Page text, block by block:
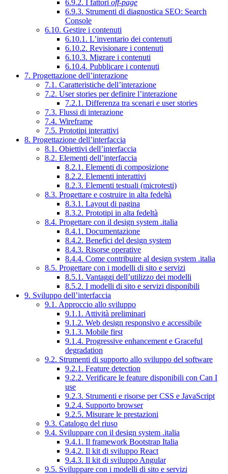
6.9.2. I fattori off-page
6.9.3. Strumenti di diagnostica SEO: Search
Console
6.10. Gestire i contenuti
6.10.1. L’inventario dei contenuti
6.10.2. Revisionare i contenuti
6.10.3. Migrare i contenuti
6.10.4. Pubblicare i contenuti
7. Progettazione dell’interazione
7.1. Caratteristiche dell’interazione
7.2. User stories per definire l’interazione
7.2.1. Differenza tra scenari e user stories
7.3. Flussi di interazione
7.4. Wireframe
7.5. Prototipi interattivi
8. Progettazione dell’interfaccia
8.1. Obiettivi dell’interfaccia
8.2. Elementi dell’interfaccia
8.2.1. Elementi di composizione
8.2.2. Elementi interattivi
8.2.3. Elementi testuali (microtesti)
8.3. Progettare e costruire in alta fedeltà
8.3.1. Layout di pagina
8.3.2. Prototipi in alta fedeltà
8.4. Progettare con il design system .italia
8.4.1. Documentazione
8.4.2. Benefici del design system
8.4.3. Risorse operative
8.4.4. Come contribuire al design system .italia
8.5. Progettare con i modelli di sito e servizi
8.5.1. Vantaggi dell’utilizzo dei modelli
8.5.2. I modelli di sito e servizi disponibili
9. Sviluppo dell’interfaccia
9.1. Approccio allo sviluppo
9.1.1. Attività preliminari
9.1.2. Web design responsivo e accessibile
9.1.3. Mobile first
9.1.4. Progressive enhancement e Graceful
degradation
9.2. Strumenti di supporto allo sviluppo del software
9.2.1. Feature detection
9.2.2. Verificare le feature disponibili con Can I
use
9.2.3. Strumenti e risorse per CSS e JavaScript
9.2.4. Supporto browser
9.2.5. Misurare le prestazioni
9.3. Catalogo del riuso
9.4. Sviluppare con il design system .italia
9.4.1. Il framework Bootstrap Italia
9.4.2. Il kit di sviluppo React
9.4.3. Il kit di sviluppo Angular
9.5. Sviluppare con i modelli di sito e servizi